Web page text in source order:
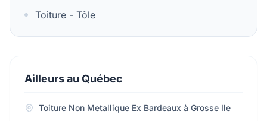
Toiture - Tôle
Ailleurs au Québec
Toiture Non Metallique Ex Bardeaux à Grosse Ile